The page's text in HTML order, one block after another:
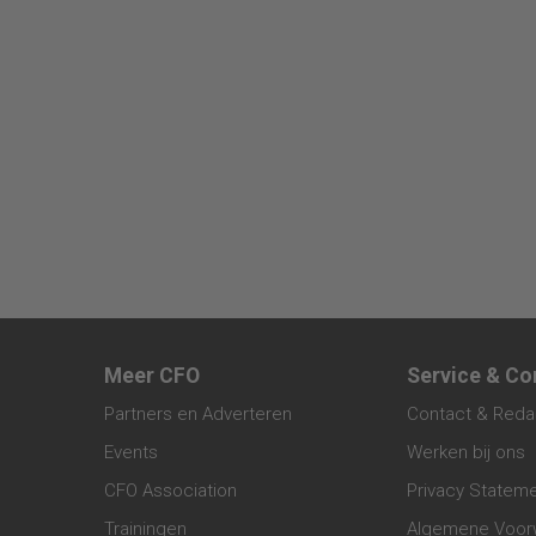
Meer CFO
Partners en Adverteren
Events
CFO Association
Trainingen
Service &
Contact &
Werken bij ons
Privacy
Algemene